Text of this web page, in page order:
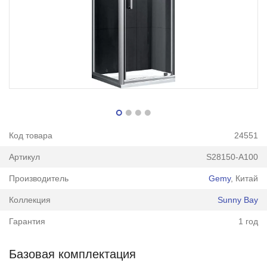
Код товара 24551
Артикул S28150-A100
Производитель Gemy, Китай
Коллекция Sunny Bay
Гарантия 1 год
Базовая комплектация